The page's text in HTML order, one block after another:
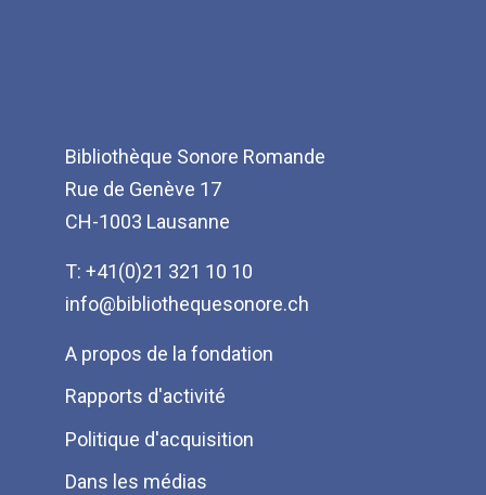
Bibliothèque Sonore Romande
Rue de Genève 17
CH-1003 Lausanne
T: +41(0)21 321 10 10
info@bibliothequesonore.ch
Menu
Pied
de
page
A propos de la fondation
Rapports d'activité
Politique d'acquisition
Dans les médias